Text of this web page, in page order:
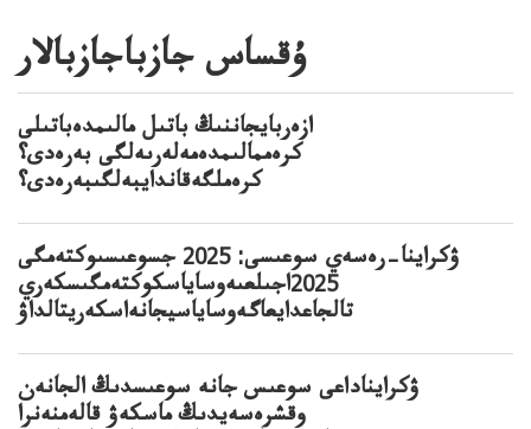
ۇقساس جازباجازبالار
ازەربايجاننىڭ باتىل مالىمدەباتىلى
كرەممالىمدەمەلەرىەلگى بەرەدى؟
كرەملگەقاندايبەلگىبەرەدى؟
ۋكراينا–رەسەي سوعىسى: 2025 جسوعىسىوكتەمگى
2025اجىلعىەوساياسكوكتەمگىسكەري
تالجاعدايعاگەوساياسيجانەاسكەريتالداۋ
ۋكرايناداعى سوعىس جانە سوعىسدىڭ الجانەن
وقشرەسەيدىڭ ماسكەۋ قالەمنەنرا